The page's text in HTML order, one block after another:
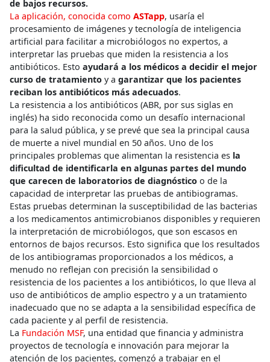
de bajos recursos.
La aplicación, conocida como ASTapp, usaría el
procesamiento de imágenes y tecnología de inteligencia
artificial para facilitar a microbiólogos no expertos, a
interpretar las pruebas que miden la resistencia a los
antibióticos. Esto ayudará a los médicos a decidir el mejor
curso de tratamiento y a garantizar que los pacientes
reciban los antibióticos más adecuados.
La resistencia a los antibióticos (ABR, por sus siglas en
inglés) ha sido reconocida como un desafío internacional
para la salud pública, y se prevé que sea la principal causa
de muerte a nivel mundial en 50 años. Uno de los
principales problemas que alimentan la resistencia es la
dificultad de identificarla en algunas partes del mundo
que carecen de laboratorios de diagnóstico o de la
capacidad de interpretar las pruebas de antibiogramas.
Estas pruebas determinan la susceptibilidad de las bacterias
a los medicamentos antimicrobianos disponibles y requieren
la interpretación de microbiólogos, que son escasos en
entornos de bajos recursos. Esto significa que los resultados
de los antibiogramas proporcionados a los médicos, a
menudo no reflejan con precisión la sensibilidad o
resistencia de los pacientes a los antibióticos, lo que lleva al
uso de antibióticos de amplio espectro y a un tratamiento
inadecuado que no se adapta a la sensibilidad específica de
cada paciente y al perfil de resistencia.
La Fundación MSF, una entidad que financia y administra
proyectos de tecnología e innovación para mejorar la
atención de los pacientes, comenzó a trabajar en el